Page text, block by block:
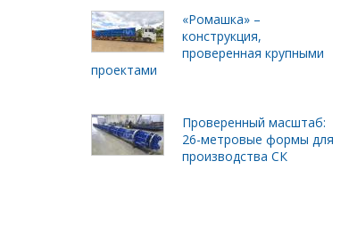
«Ромашка» –
конструкция,
проверенная крупными
проектами
Проверенный масштаб:
26-метровые формы для
производства СК